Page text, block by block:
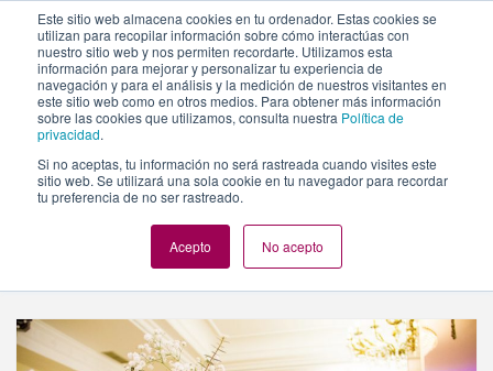
Este sitio web almacena cookies en tu ordenador. Estas cookies se
utilizan para recopilar información sobre cómo interactúas con
nuestro sitio web y nos permiten recordarte. Utilizamos esta
información para mejorar y personalizar tu experiencia de
navegación y para el análisis y la medición de nuestros visitantes en
este sitio web como en otros medios. Para obtener más información
sobre las cookies que utilizamos, consulta nuestra Política de
privacidad.
Si no aceptas, tu información no será rastreada cuando visites este
sitio web. Se utilizará una sola cookie en tu navegador para recordar
tu preferencia de no ser rastreado.
Acepto No acepto
https://www.evento.love/blog/2018/10/
Evento.love»Archivo de octubre 2018
Navegando Por
Mes:Octubre 2018